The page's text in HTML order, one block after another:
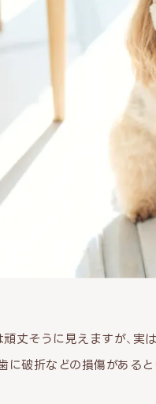
丈そうに見えますが、実
に破折などの損傷がある